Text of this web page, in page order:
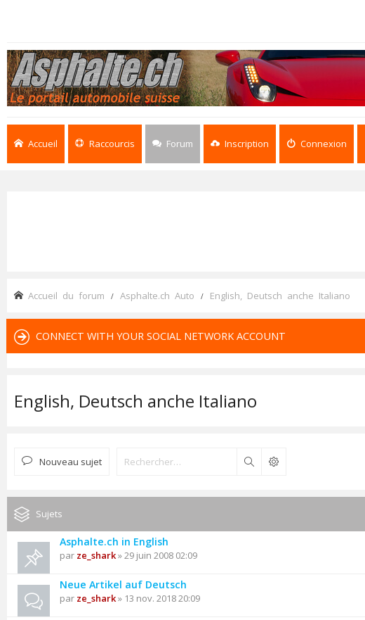
Accueil Raccourcis Forum Inscription Connexion
Accueil du forum Asphalte.ch Auto English, Deutsch anche Italiano
CONNECT WITH YOUR SOCIAL NETWORK ACCOUNT
English, Deutsch anche Italiano
Nouveau sujet Rechercher
Sujets
Asphalte.ch in English
par ze_shark» 29 juin 2008 02:09
Neue Artikel auf Deutsch
par ze_shark» 13 nov. 2018 20:09